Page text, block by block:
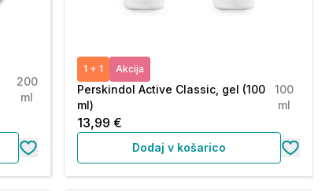
200
ml
1 + 1 Akcija
Perskindol Active Classic, gel (100
ml)
100
ml
13,99 €
Dodaj v košarico